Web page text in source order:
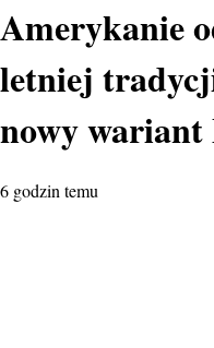
Amerykanie
letniej
nowy wariant
6 godzin temu